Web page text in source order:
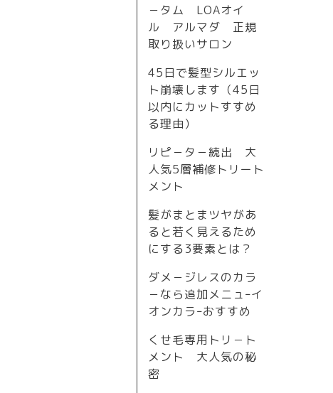
－タム LOAオイ
ル アルマダ 正規
取り扱いサロン
45日で髪型シルエッ
ト崩壊します（45日
以内にカットすすめ
る理由）
リピ－タ－続出 大
人気5層補修トリート
メント
髪がまとまツヤがあ
ると若く見えるため
にする3要素とは？
ダメ－ジレスのカラ
－なら追加メニュｰイ
オンカラｰおすすめ
くせ毛専用トリ－ト
メント 大人気の秘
密